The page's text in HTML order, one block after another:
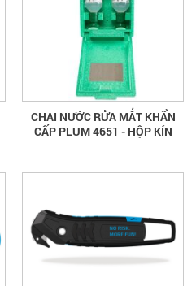
CHAI NƯỚC RỬA MẮT KHẨN
CẤP PLUM 4651 - HỘP KÍN